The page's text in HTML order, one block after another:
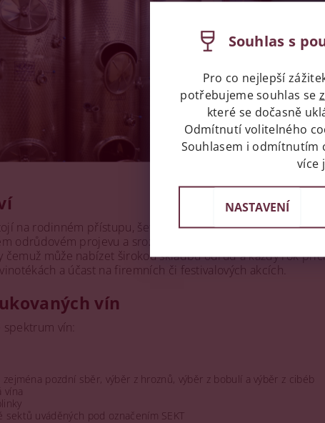
na rodinném přístupu, šetrném zpracování hroznů a
odrůdovém projevu a srozumitelném stylu moravských
čemuž může nabízet širokou skladbu odrůd a každý rok
a účast na firemních či festivalových akcích.
vín
vín:
zejména pozdní sběr, výběr z hroznů, výběr z bobulí a výběr z cibéb
vína
sektů uváděných pod označením SEKT
Souhlas s
Pro co nejlepší
potřebujeme souhlas se
které se dočasně
Odmítnutí volitelného
Souhlasem i odmítnutím
více
NASTAVENÍ